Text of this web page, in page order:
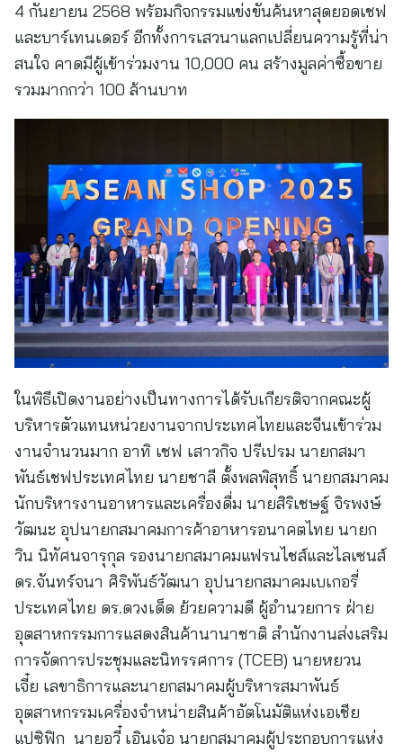
4 กันยายน 2568 พร้อมกิจกรรมแข่งขันค้นหาสุดยอดเชฟ
และบาร์เทนเดอร์ อีกทั้งการเสวนาแลกเปลี่ยนความรู้ที่น่า
สนใจ คาดมีผู้เข้าร่วมงาน 10,000 คน สร้างมูลค่าซื้อขาย
รวมมากกว่า 100 ล้านบาท
ในพิธีเปิดงานอย่างเป็นทางการได้รับเกียรติจากคณะผู้
บริหารตัวแทนหน่วยงานจากประเทศไทยและจีนเข้าร่วม
งานจำนวนมาก อาทิ เชฟ เสาวกิจ ปรีเปรม นายกสมา
พันธ์เชฟประเทศไทย นายชาลี ตั้งพลพิสุทธิ์ นายกสมาคม
นักบริหารงานอาหารและเครื่องดื่ม นายสิริเชษฐ์ จิรพงษ์
วัฒนะ อุปนายกสมาคมการค้าอาหารอนาคตไทย นายก
วิน นิทัศนจารุกุล รองนายกสมาคมแฟรนไชส์และไลเซนส์
ดร.จันทร์จนา ศิริพันธ์วัฒนา อุปนายกสมาคมเบเกอรี่
ประเทศไทย ดร.ดวงเด็ด ย้วยความดี ผู้อำนวยการ ฝ่าย
อุตสาหกรรมการแสดงสินค้านานาชาติ สำนักงานส่งเสริม
การจัดการประชุมและนิทรรศการ (TCEB) นายหยวน
เจี๋ย เลขาธิการและนายกสมาคมผู้บริหารสมาพันธ์
อุตสาหกรรมเครื่องจำหน่ายสินค้าอัตโนมัติแห่งเอเชีย
แปซิฟิก นายอวี๋ เอินเจ๋อ นายกสมาคมผู้ประกอบการแห่ง